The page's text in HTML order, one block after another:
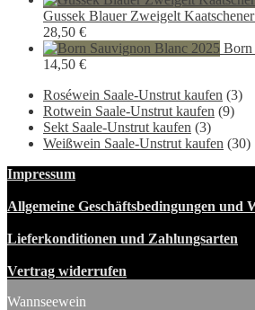
Gussek Blauer Zweigelt
28,50 €
Born
14,50 €
Roséwein Saale-Unstrut kaufen (3)
Rotwein Saale-Unstrut kaufen (9)
Sekt Saale-Unstrut kaufen (3)
Weißwein Saale-Unstrut kaufen (30)
Impressum
Allgemeine Geschäftsbedingungen und
Lieferkonditionen und Zahlungsarten
Vertrag widerrufen
Wannseewein